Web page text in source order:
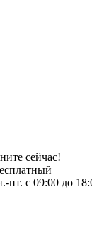
сейчас!
пт. с 09:00 до